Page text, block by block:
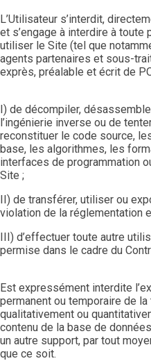
L’Utilisateur s’interdit,
et s’engage à interdire à toute
utiliser le Site (tel que
agents partenaires et sous-
exprès, préalable et écrit de
I) de décompiler,
l’ingénierie inverse ou de
reconstituer le code source,
base, les algorithmes, les
interfaces de programmation
Site ;
II) de transférer, utiliser ou
violation de la réglementation
III) d’effectuer toute autre
permise dans le cadre du
Est expressément interdite
permanent ou temporaire de la
qualitativement ou
contenu de la base de
un autre support, par tout
que ce soit.